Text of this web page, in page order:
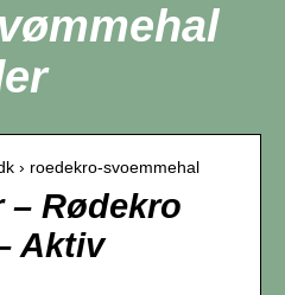
› roedekro-svoemmehal
Rødekro
Aktiv